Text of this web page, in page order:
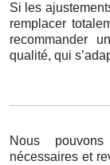
Si les
remplacer
recommander
qualité, qui
Nous
nécessaires et